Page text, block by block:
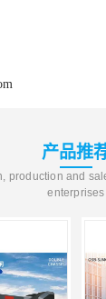
产品推
production and
enterprises